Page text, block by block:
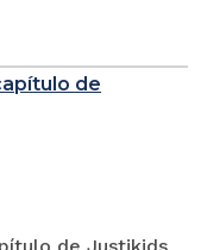
de